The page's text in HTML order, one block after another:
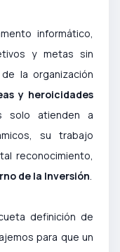
informático,
y metas sin
la organización
y heroicidades
solo atienden a
su trabajo
reconocimiento,
de la Inversión.
definición de
para que un